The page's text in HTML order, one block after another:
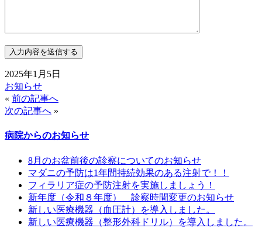
2025年1月5日
お知らせ
« 前の記事へ
次の記事へ »
病院からのお知らせ
8月のお盆前後の診察についてのお知らせ
マダニの予防は1年間持続効果のある注射で！！
フィラリア症の予防注射を実施しましょう！
新年度（令和８年度） 診察時間変更のお知らせ
新しい医療機器（血圧計）を導入しました。
新しい医療機器（整形外科ドリル）を導入しました。